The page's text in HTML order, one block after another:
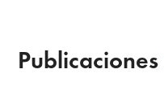
Publicaciones